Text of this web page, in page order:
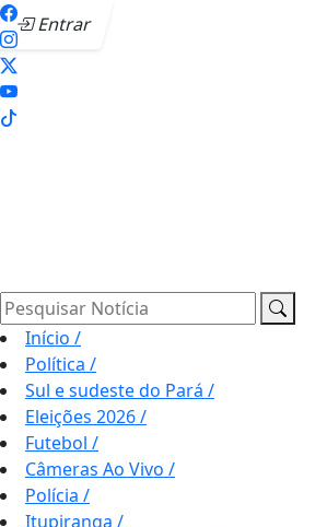
Entrar
Pesquisar Notícia
Início /
Política /
Sul e sudeste do Pará /
Eleições 2026/
Futebol /
Câmeras Ao Vivo /
Polícia /
Itupiranga /